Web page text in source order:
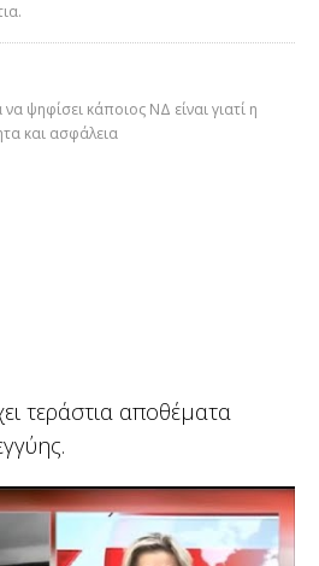
ψηφίσει κάποιος ΝΔ είναι γιατί η
και ασφάλεια
τεράστια αποθέματα